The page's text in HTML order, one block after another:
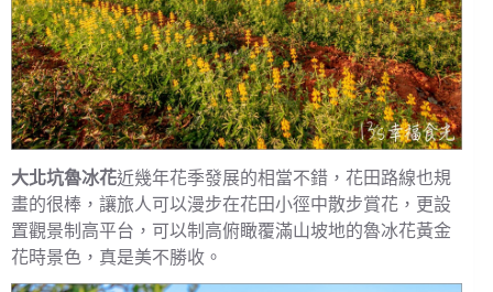
大北坑魯冰花近幾年花季發展的相當不錯，花田路線也規
畫的很棒，讓旅人可以漫步在花田小徑中散步賞花，更設
置觀景制高平台，可以制高俯瞰覆滿山坡地的魯冰花黃金
花時景色，真是美不勝收。